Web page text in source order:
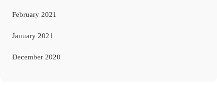
February 2021
January 2021
December 2020